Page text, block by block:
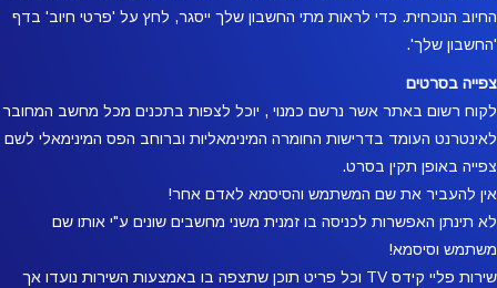
החיוב הנוכחית. כדי לראות מתי החשבון שלך ייסגר, לחץ על 'פרטי חיוב' בדף
'החשבון שלך'.
צפייה בסרטים
לקוח רשום באתר אשר נרשם כמנוי , יוכל לצפות בתכנים מכל מחשב המחובר
לאינטרנט העומד בדרישות החומרה המינימאליות וברוחב הפס המינימאלי לשם
צפייה באופן תקין בסרט.
אין להעביר את שם המשתמש והסיסמא לאדם אחר!
לא תינתן האפשרות לכניסה בו זמנית משני מחשבים שונים ע"י אותו שם
משתמש וסיסמא!
שירות פליי קידס TV וכל פריט תוכן שתצפה בו באמצעות השירות נועדו אך